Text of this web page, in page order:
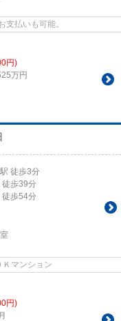
払いも可能。
円)
万円
駅 徒歩3分
徒歩39分
徒歩54分
マンション
円)